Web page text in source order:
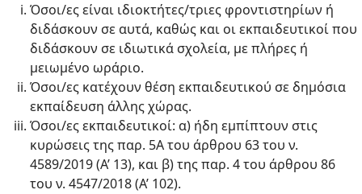
Όσοι/ες είναι ιδιοκτήτες/τριες φροντιστηρίων ή
διδάσκουν σε αυτά, καθώς και οι εκπαιδευτικοί που
διδάσκουν σε ιδιωτικά σχολεία, με πλήρες ή
μειωμένο ωράριο.
Όσοι/ες κατέχουν θέση εκπαιδευτικού σε δημόσια
εκπαίδευση άλλης χώρας.
Όσοι/ες εκπαιδευτικοί: α) ήδη εμπίπτουν στις
κυρώσεις της παρ. 5Α του άρθρου 63 του ν.
4589/2019 (Α’ 13), και β) της παρ. 4 του άρθρου 86
του ν. 4547/2018 (Α’ 102).